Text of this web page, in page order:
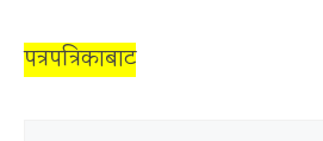
पत्रपत्रिकाबाट